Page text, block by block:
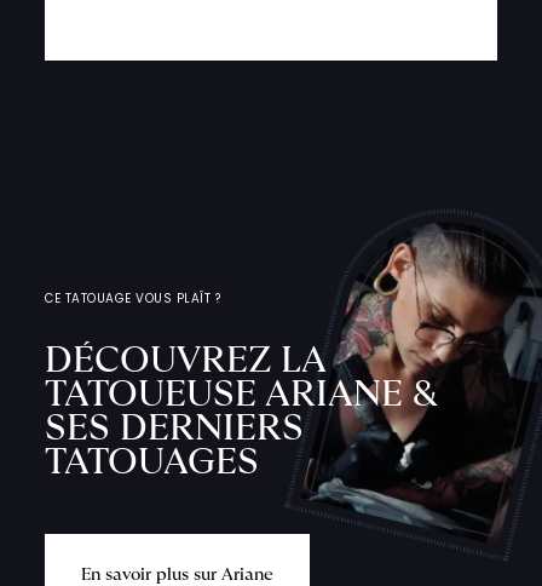
CE TATOUAGE VOUS PLAÎT ?
DÉCOUVREZ LA
TATOUEUSE ARIANE &
SES DERNIERS
TATOUAGES
En savoir plus sur Ariane